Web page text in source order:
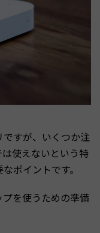
すが、いくつか注
使えないという特
ポイントです。
を使うための準備